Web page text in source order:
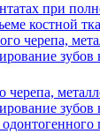
при
костной